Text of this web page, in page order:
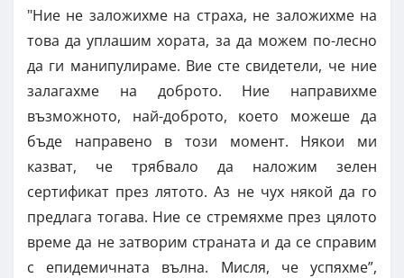
"Ние не заложихме на страха, не заложихме на
това да уплашим хората, за да можем по-лесно
да ги манипулираме. Вие сте свидетели, че ние
залагахме на доброто. Ние направихме
възможното, най-доброто, което можеше да
бъде направено в този момент. Някои ми
казват, че трябвало да наложим зелен
сертификат през лятото. Аз не чух някой да го
предлага тогава. Ние се стремяхме през цялото
време да не затворим страната и да се справим
с епидемичната вълна. Мисля, че успяхме”,